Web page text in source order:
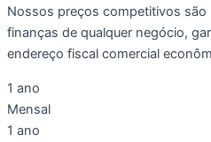
Nossos preços competitivos são
finanças de qualquer negócio,
endereço fiscal comercial
1 ano
Mensal
1 ano